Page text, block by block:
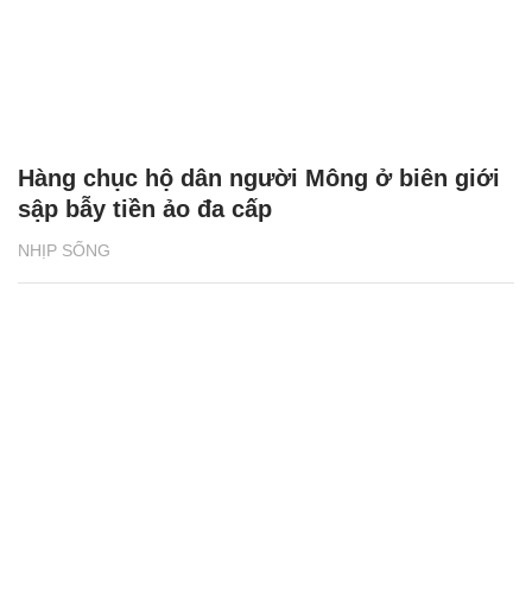
NHỊP SỐNG
Hàng chục hộ dân người Mông ở biên giới
sập bẫy tiền ảo đa cấp